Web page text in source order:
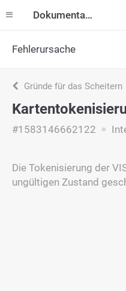
Dokumentation
Fehlerursache
Gründe für das Scheitern
#1583146662122
Die Tokenisierung der
ungültigen Zustand